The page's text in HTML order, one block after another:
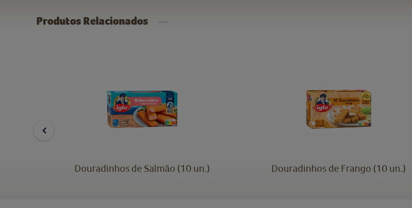
Produtos Relacionados
Douradinhos de Salmão (10 un.) Douradinhos de Frango (10 un.)